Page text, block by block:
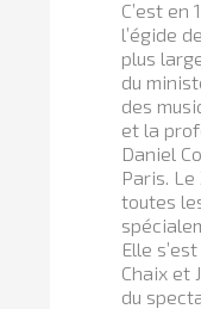
C’est en
l’égide
plus
du
des
et la
Daniel
Paris.
toutes
Elle
Chaix et
du